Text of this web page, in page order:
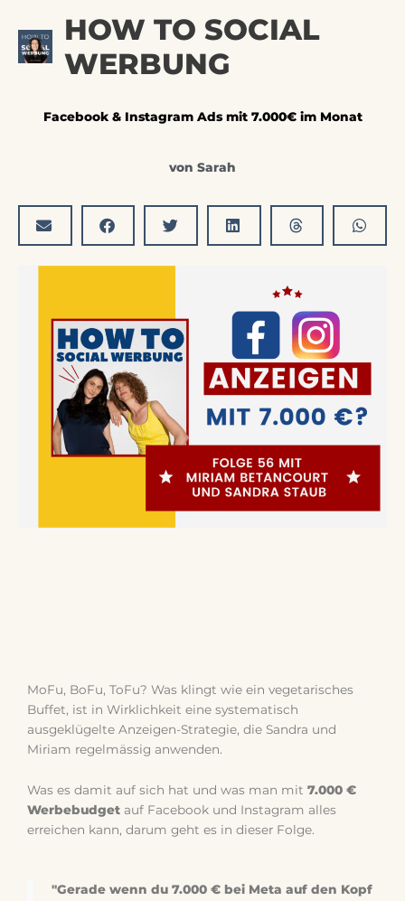
Inhalt
springen
HOW TO SOCIAL
WERBUNG
Facebook & Instagram Ads mit 7.000€ im Monat
von Sarah
MoFu, BoFu, ToFu? Was klingt wie ein vegetarisches
Buffet, ist in Wirklichkeit eine systematisch
ausgeklügelte Anzeigen-Strategie, die Sandra und
Miriam regelmässig anwenden.
Was es damit auf sich hat und was man mit 7.000 €
Werbebudget auf Facebook und Instagram alles
erreichen kann, darum geht es in dieser Folge.
"Gerade wenn du 7.000 € bei Meta auf den Kopf